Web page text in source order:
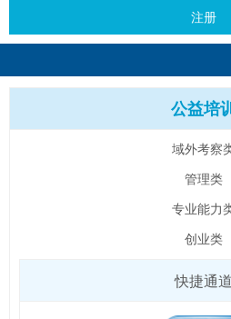
注册
公益培
域外考察
管理类
专业能力
创业类
快捷通道